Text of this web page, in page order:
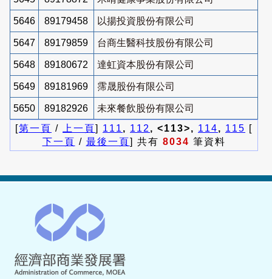
5646 89179458 以揚投資股份有限公司
5647 89179859 台商生醫科技股份有限公司
5648 89180672 達虹資本股份有限公司
5649 89181969 霈晟股份有限公司
5650 89182926
未來餐飲股份有限公司
[第一頁 / 上一頁] 111 , 112 , <113>, 114, 115 [
下一頁 / 最後一頁] 共有 8034 筆資料